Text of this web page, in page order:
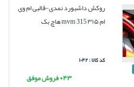
روکش داشبورد نمدی-قالبی ام وی
ام ۳۱۵ mvm 315 هاچ بک
کد کالا : ۱۰۴۲
۴۳+ فروش موفق